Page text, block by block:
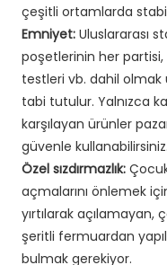
çeşitli ortamlarda
Emniyet: Uluslararası
poşetlerinin her partisi,
testleri vb. dahil
tabi tutulur. Yalnızca
karşılayan ürünler
güvenle kullanabilirsiniz.
Özel sızdırmazlık:
açmalarını önlemek
yırtılarak açılamayan,
şeritli fermuardan
bulmak gerekiyor.